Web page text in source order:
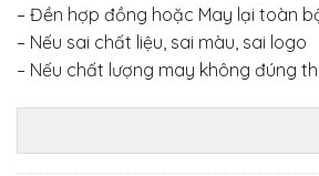
– Đền hợp đồng hoặc May lại toàn
– Nếu sai chất liệu, sai màu, sai logo
– Nếu chất lượng may không đúng